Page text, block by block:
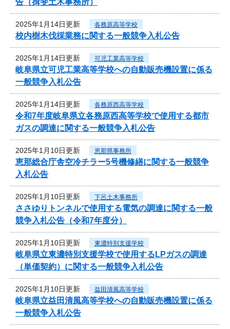
2025年1月14日更新 各務原高等学校
校内樹木伐採業務に関する一般競争入札公告
2025年1月14日更新 可児工業高等学校
岐阜県立可児工業高等学校への自動販売機設置に係る
一般競争入札公告
2025年1月14日更新 各務原西高等学校
令和7年度岐阜県立各務原西高等学校で使用する都市
ガスの調達に関する一般競争入札公告
2025年1月10日更新 恵那県事務所
恵那総合庁舎空冷チラー5号機修繕に関する一般競争
入札公告
2025年1月10日更新 下呂土木事務所
ささゆりトンネルで使用する電気の調達に関する一般
競争入札公告（令和7年度分）
2025年1月10日更新 東濃特別支援学校
岐阜県立東濃特別支援学校で使用するLPガスの調達
（単価契約）に関する一般競争入札公告
2025年1月10日更新 益田清風高等学校
岐阜県立益田清風高等学校への自動販売機設置に係る
一般競争入札公告